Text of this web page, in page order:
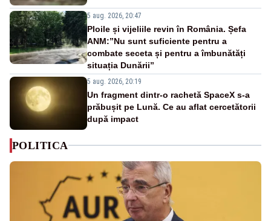
5 aug. 2026, 20:47
Ploile și vijeliile revin în România. Șefa
ANM:”Nu sunt suficiente pentru a
combate seceta și pentru a îmbunătăți
situația Dunării”
5 aug. 2026, 20:19
Un fragment dintr-o rachetă SpaceX s-a
prăbușit pe Lună. Ce au aflat cercetătorii
după impact
POLITICA